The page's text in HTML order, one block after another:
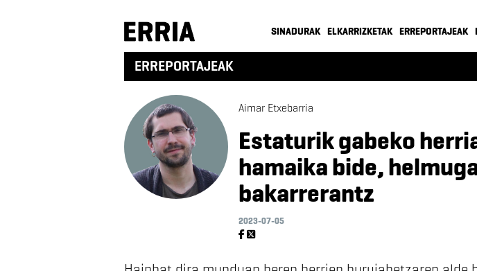
SINADURAK ELKARRIZKETAK ERREPORTAJEAK
ERREPORTAJEAK
Aimar Etxebarria
Estaturik gabeko
hamaika bide,
bakarrerantz
2023-07-05